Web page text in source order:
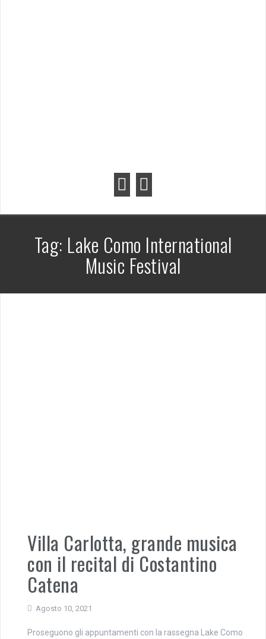
Tag: Lake Como International
Music Festival
Villa Carlotta, grande musica
con il recital di Costantino
Catena
Agosto 10, 2021
Proseguono gli appuntamenti con la rassegna Lake Como